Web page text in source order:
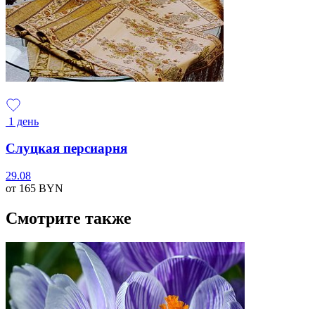
1 день
Слуцкая персиарня
29.08
от 165 BYN
Смотрите также